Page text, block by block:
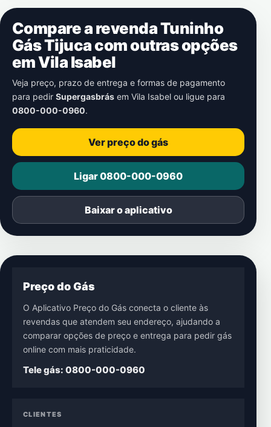
Compare a revenda Tuninho
Gás Tijuca com outras opções
emVila Isabel
Veja preço, prazo de entrega e formas de pagamento
para pedir Supergasbrás em Vila Isabel ou ligue para
0800-000-0960.
Ver preço do gás
Ligar 0800-000-0960
Baixar o aplicativo
Preço do Gás
O Aplicativo Preço do Gás conecta o cliente às
revendas que atendem seu endereço, ajudando a
comparar opções de preço e entrega para pedir gás
online com mais praticidade.
Tele gás: 0800-000-0960
CLIENTES